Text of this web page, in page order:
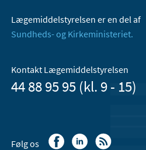
Lægemiddelstyrelsen er en del af
Sundheds- og Kirkeministeriet.
Kontakt Lægemiddelstyrelsen
44 88 95 95 (kl. 9 - 15)
Følg os